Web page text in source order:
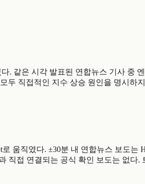
. 같은 시각 발표된 연합뉴스 기사 중
직접적인 지수 상승 원인을 명시하
움직였다. ±30분 내 연합뉴스 보도
직접 연결되는 공식 확인 보도는 없다.